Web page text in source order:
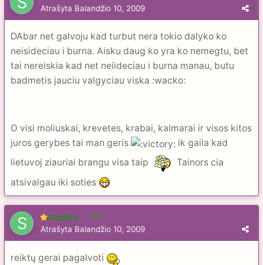
Atrašyta Balandžio 10, 2009
DAbar net galvoju kad turbut nera tokio dalyko ko
neisideciau i burna. Aisku daug ko yra ko nemegtu, bet
tai nereiskia kad net neiideciau i burna manau, butu
badmetis jauciu valgyciau viska :wacko:
O visi moliuskai, krevetes, krabai, kalmarai ir visos kitos
juros gerybes tai man geris
ik gaila kad
lietuvoj ziauriai brangu visa taip
Tainors cia
atsivalgau iki soties
Sophia 4
Atrašyta Balandžio 10, 2009
reiktų gerai pagalvoti